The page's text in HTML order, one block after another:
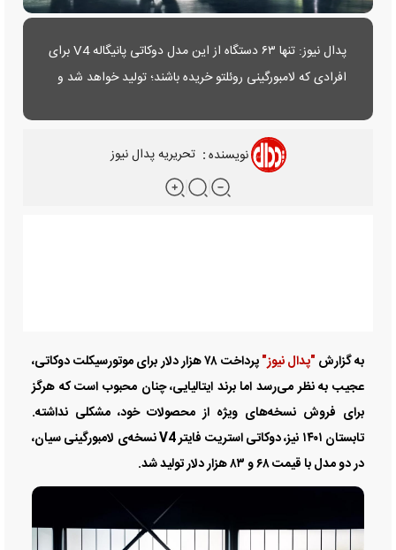
پدال نیوز: تنها ۶۳ دستگاه از این مدل دوکاتی پانیگاله V4 برای
افرادی که لامبورگینی روئلتو خریده باشند؛ تولید خواهد شد و
نویسنده: تحریریه پدال نیوز
به گزارش"پدال نیوز"
پرداخت ۷۸ هزار دلار برای موتورسیکلت دوکاتی،
عجیب به نظر می‌رسد اما برند ایتالیایی، چنان محبوب است که هرگز
برای فروش نسخه‌های ویژه از محصولات خود، مشکلی نداشته.
تابستان ۱۴۰۱ نیز، دوکاتی استریت فایتر V4 نسخه‌ی لامبورگینی سیان،
در دو مدل با قیمت ۶۸ و ۸۳ هزار دلار تولید شد.